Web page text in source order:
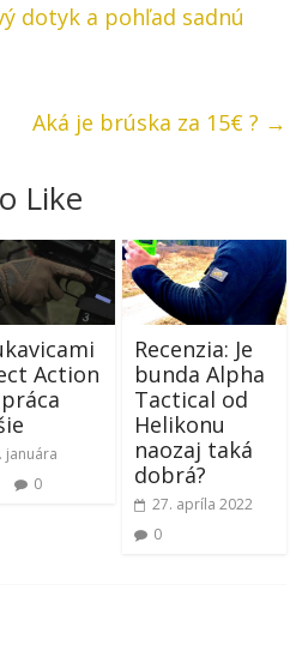
dotyk a pohľad sadnú
Aká je brúska za 15€ ? →
Like
Action
januára
0
Recenzia: Je
bunda Alpha
Tactical od
Helikonu
naozaj taká
dobrá?
27. apríla 2022
0